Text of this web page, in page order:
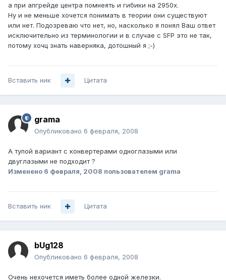
а при апгрейде центра помнеять и гибики на 2950х.
Ну и не меньше хочется понимать в теории они существуют
или нет. Подозреваю что нет, но, насколько я понял Ваш ответ
исключительно из терминологии и в случае с SFP это не так,
потому хочц знать наверняка, дотошный я ;-)
Вставить ник Цитата
grama
Опубликовано 6 февраля, 2008
А тупой вариант с конвертерами одноглазыми или
двуглазыми не подходит ?
Изменено 6 февраля, 2008 пользователем grama
Вставить ник Цитата
bUg128
Опубликовано 6 февраля, 2008
Очень нехочется иметь более одной железки.